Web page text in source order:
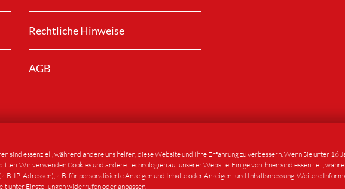
Rechtliche Hinweise
AGB
KG- Alle Rechte vorbehalten.
sind essenziell, während andere uns helfen, diese Website und Ihre Erfahrung zu verbessern. Wenn Sie unter
Wir verwenden Cookies und andere Technologien auf unserer Website. Einige von ihnen sind essenziell,
B. IP-Adressen), z. B. für personalisierte Anzeigen und Inhalte oder Anzeigen- und Inhaltsmessung. Weitere
unter Einstellungen widerrufen oder anpassen.